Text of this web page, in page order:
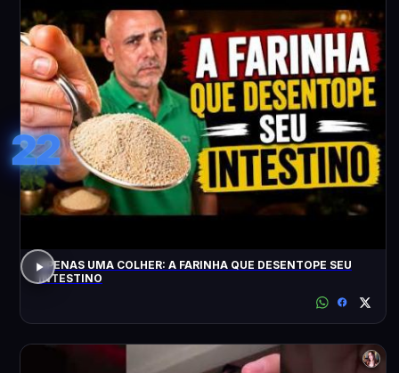
22
APENAS UMA COLHER: A FARINHA QUE DESENTOPE SEU
INTESTINO